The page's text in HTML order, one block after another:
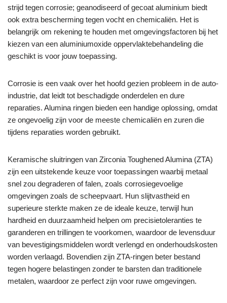
strijd tegen corrosie; geanodiseerd of gecoat aluminium biedt
ook extra bescherming tegen vocht en chemicaliën. Het is
belangrijk om rekening te houden met omgevingsfactoren bij het
kiezen van een aluminiumoxide oppervlaktebehandeling die
geschikt is voor jouw toepassing.
Corrosie is een vaak over het hoofd gezien probleem in de auto-
industrie, dat leidt tot beschadigde onderdelen en dure
reparaties. Alumina ringen bieden een handige oplossing, omdat
ze ongevoelig zijn voor de meeste chemicaliën en zuren die
tijdens reparaties worden gebruikt.
Keramische sluitringen van Zirconia Toughened Alumina (ZTA)
zijn een uitstekende keuze voor toepassingen waarbij metaal
snel zou degraderen of falen, zoals corrosiegevoelige
omgevingen zoals de scheepvaart. Hun slijtvastheid en
superieure sterkte maken ze de ideale keuze, terwijl hun
hardheid en duurzaamheid helpen om precisietoleranties te
garanderen en trillingen te voorkomen, waardoor de levensduur
van bevestigingsmiddelen wordt verlengd en onderhoudskosten
worden verlaagd. Bovendien zijn ZTA-ringen beter bestand
tegen hogere belastingen zonder te barsten dan traditionele
metalen, waardoor ze perfect zijn voor ruwe omgevingen.